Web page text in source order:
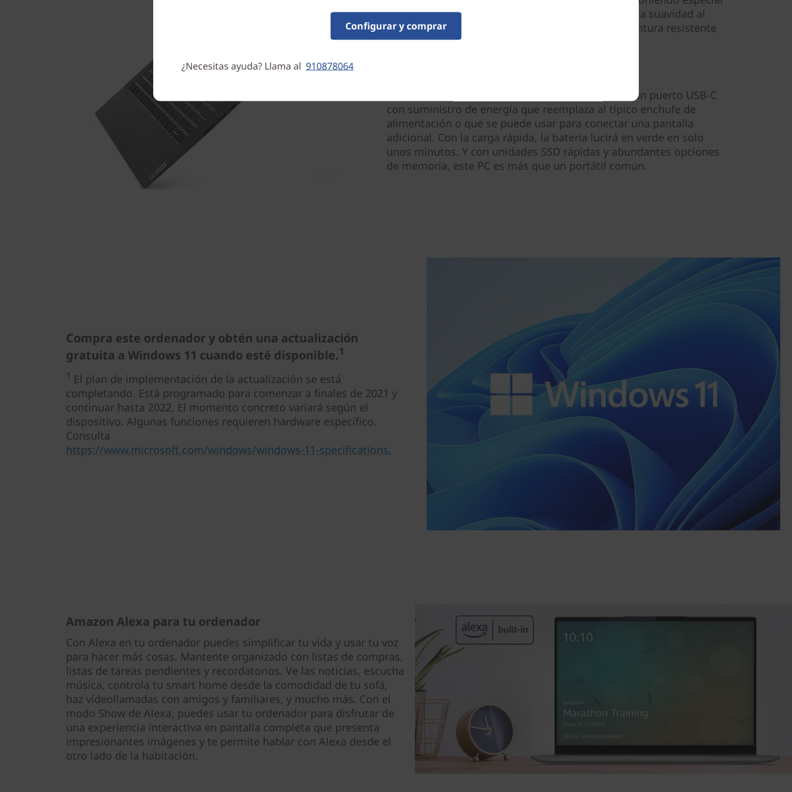
atención en los detalles, lo que queda patente en la suavidad al
tacto de la superficie de esta máquina, con una pintura resistente
que simula la tela.
El IdeaPad 5 incluye multitud de opciones, como un puerto USB-C
con suministro de energía que reemplaza al típico enchufe de
alimentación o que se puede usar para conectar una pantalla
adicional. Con la carga rápida, la batería lucirá en verde en solo
unos minutos. Y con unidades SSD rápidas y abundantes opciones
de memoria, este PC es más que un portátil común.
Compra este ordenador y obtén una actualización
gratuita a Windows 11 cuando esté disponible.1
1 El plan de implementación de la actualización se está
completando. Está programado para comenzar a finales de 2021 y
continuar hasta 2022. El momento concreto variará según el
dispositivo. Algunas funciones requieren hardware específico.
Consulta
https://www.microsoft.com/windows/windows-11-specifications.
Amazon Alexa para tu ordenador
Con Alexa en tu ordenador puedes simplificar tu vida y usar tu voz
para hacer más cosas. Mantente organizado con listas de compras,
listas de tareas pendientes y recordatorios. Ve las noticias, escucha
música, controla tu smart home desde la comodidad de tu sofá,
haz videollamadas con amigos y familiares, y mucho más. Con el
modo Show de Alexa, puedes usar tu ordenador para disfrutar de
una experiencia interactiva en pantalla completa que presenta
impresionantes imágenes y te permite hablar con Alexa desde el
otro lado de la habitación.
Configurar y comprar
¿Necesitas ayuda? Llama al 910878064